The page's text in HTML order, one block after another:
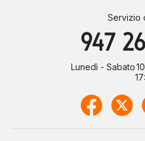
Servizio
947
Lunedì - Sabato